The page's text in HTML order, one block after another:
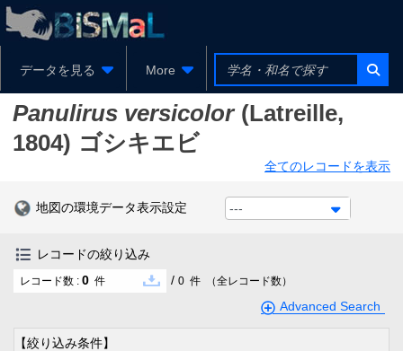
データを見る More
Panulirus versicolor (Latreille,
1804) ゴシキエビ
全てのレコードを表示
地図の環境データ表示設定 ---
レコードの絞り込み
レコード数 : 0 件 / 0 件 （全レコード数）
Advanced Search
【絞り込み条件】